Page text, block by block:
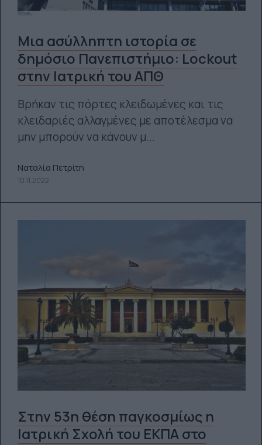
Μια ασύλληπτη ιστορία σε
δημόσιο Πανεπιστήμιο: Lockout
στην Ιατρική του ΑΠΘ
Βρήκαν τις πόρτες κλειδωμένες και τις
κλειδαριές αλλαγμένες με αποτέλεσμα να
μην μπορούν να κάνουν μ...
Ναταλία Πετρίτη
10.11.2022
Στην 53η θέση παγκοσμίως η
Ιατρική Σχολή του ΕΚΠΑ στο